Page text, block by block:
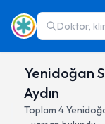
Doktor,
Yenidoğan
Aydın
Toplam 4